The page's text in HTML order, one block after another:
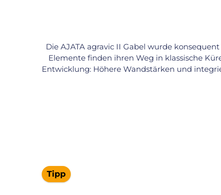
Die AJATA agravic II Gabel wurde
Elemente finden ihren Weg in klassische
Entwicklung: Höhere Wandstärken und
Tipp